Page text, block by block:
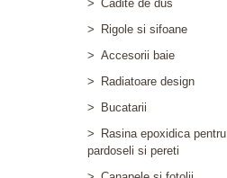
> Cadite de dus
>
Rigole si sifoane
> Accesorii baie
>
Radiatoare design
>
Bucatarii
>
Rasina epoxidica pentru
pardoseli si pereti